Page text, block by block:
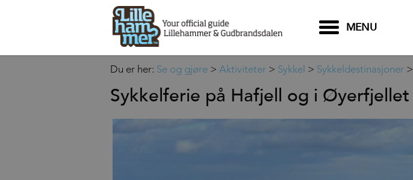
MENU
Du er her: Se og gjøre > Aktiviteter > Sykkel > Sykkeldestinasjoner >
Sykkelferie på Hafjell og i Øyerfjellet